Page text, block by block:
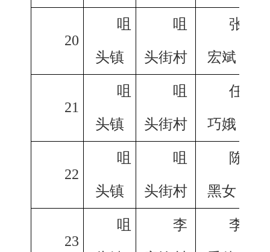
20
咀
头镇
咀
头街村
张
宏斌
21
咀
头镇
咀
头街村
任
巧娥
22
咀
头镇
咀
头街村
陈
黑女
23
咀 李 李